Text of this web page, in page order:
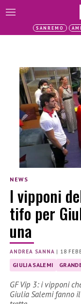
SANREMO
NEWS
I vipponi
tifo per
una
ANDREA SANNA | 18
GIULIA SALEMI
GF Vip 3: i vipponi
Giulia Salemi fanno